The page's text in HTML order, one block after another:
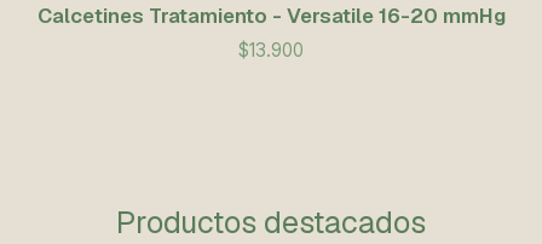
Calcetines Tratamiento - Versatile 16-20 mmHg
$13.900
Productos destacados